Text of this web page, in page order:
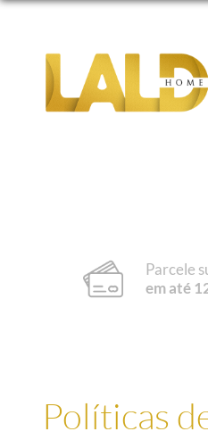
Parcele
em até
Políticas